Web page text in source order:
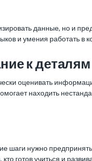
данные, но и
и умения работать в
к деталям
оценивать
находить
шаги нужно
готов учиться и